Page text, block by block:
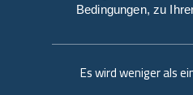
Es wird weniger als
Bedingungen, zu